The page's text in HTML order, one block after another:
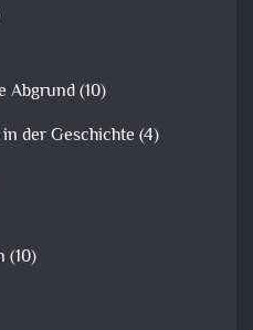
Abgrund(10)
der Geschichte (4)
(10)